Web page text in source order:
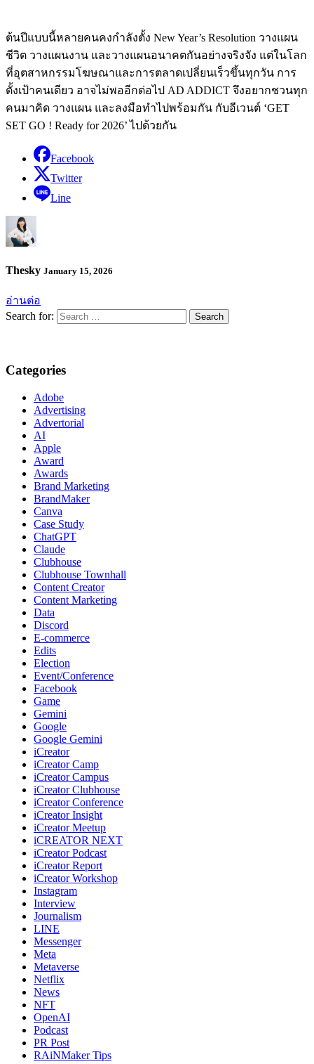
ต้นปีแบบนี้หลายคนคงกำลังตั้ง New Year’s Resolution วางแผน
ชีวิต วางแผนงาน และวางแผนอนาคตกันอย่างจริงจัง แต่ในโลก
ที่อุตสาหกรรมโฆษณาและการตลาดเปลี่ยนเร็วขึ้นทุกวัน การ
ตั้งเป้าคนเดียว อาจไม่พออีกต่อไป AD ADDICT จึงอยากชวนทุก
คนมาคิด วางแผน และลงมือทำไปพร้อมกัน กับอีเวนต์ ‘GET
SET GO ! Ready for 2026’ ไปด้วยกัน
Facebook
Twitter
Line
Thesky January 15, 2026
อ่านต่อ
Search for:
Categories
Adobe
Advertising
Advertorial
AI
Apple
Award
Awards
Brand Marketing
BrandMaker
Canva
Case Study
ChatGPT
Claude
Clubhouse
Clubhouse Townhall
Content Creator
Content Marketing
Data
Discord
E-commerce
Edits
Election
Event/Conference
Facebook
Game
Gemini
Google
Google Gemini
iCreator
iCreator Camp
iCreator Campus
iCreator Clubhouse
iCreator Conference
iCreator Insight
iCreator Meetup
iCREATOR NEXT
iCreator Podcast
iCreator Report
iCreator Workshop
Instagram
Interview
Journalism
LINE
Messenger
Meta
Metaverse
Netflix
News
NFT
OpenAI
Podcast
PR Post
RAiNMaker Tips